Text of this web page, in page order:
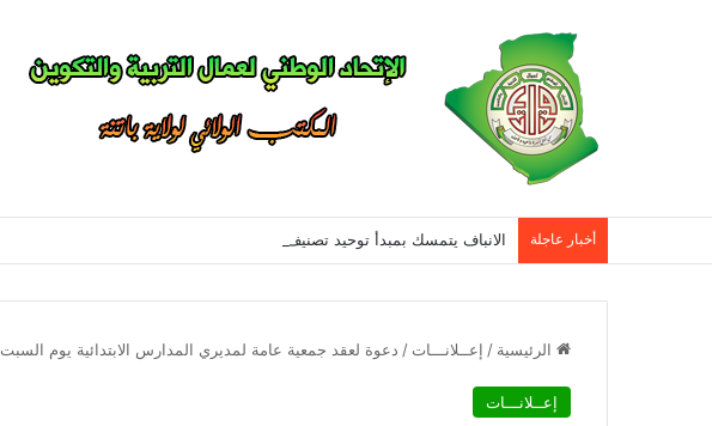
أخبار عاجلة
الرئيسية / إعــلانـــات / دعوة لعقد جمعية عامة لمديري المدارس الابتدائية يوم السبت 2019/11/16
إعــلانـــات